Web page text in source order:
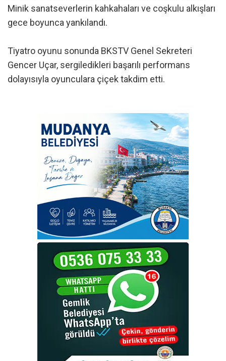
Minik sanatseverlerin kahkahaları ve coşkulu alkışları
gece boyunca yankılandı.
Tiyatro oyunu sonunda BKSTV Genel Sekreteri
Gencer Uçar, sergiledikleri başarılı performans
dolayısıyla oyunculara çiçek takdim etti.